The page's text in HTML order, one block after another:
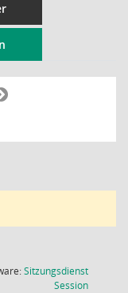
Sitzungsdienst
Session(Wird in